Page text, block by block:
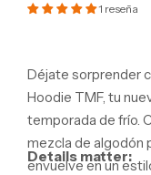
1 reseña
Déjate sorprender
Hoodie TMF, tu
temporada de frío.
mezcla de algodón
envuelve en un
Details matter: